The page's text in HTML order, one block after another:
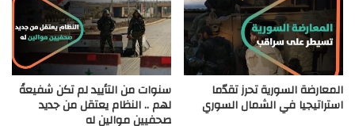
المعارضة السورية تحرز تقدّما
استراتيجيا في الشمال السوري
سنوات من التأييد لم تكن شفيعةً
لهم .. النظام يعتقل من جديد
صحفيين موالين له